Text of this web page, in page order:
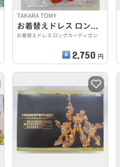
TAKARA TOMY
お着替えドレス ロングカーディガン
お着替えドレス ロングカーディガン
2,750 円